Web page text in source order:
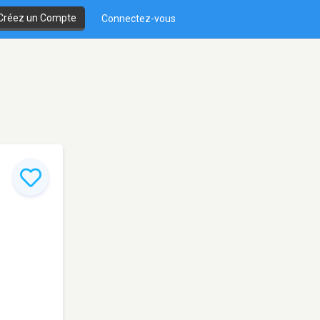
un Compte Connectez-vous